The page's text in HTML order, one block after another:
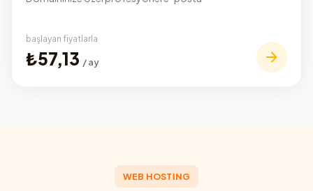
başlayan fiyatlarla
₺57,13 / ay
WEB HOSTING